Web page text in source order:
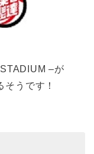
–が
うです！